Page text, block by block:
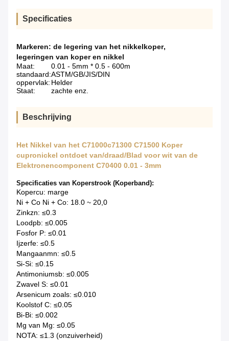
Specificaties
Markeren: de legering van het nikkelkoper,
legeringen van koper en nikkel
Maat:
0.01 - 5mm * 0.5 - 600m
standaard:ASTM/GB/JIS/DIN
oppervlak: Helder
Staat:
zachte enz.
Beschrijving
Het Nikkel van het C71000c71300 C71500 Koper
cupronickel ontdoet van/draad/Blad voor wit van de
Elektronencomponent C70400 0.01 - 3mm
Specificaties van Koperstrook (Koperband):
Kopercu: marge
Ni + Co Ni + Co: 18.0 ~ 20,0
Zinkzn: ≤0.3
Loodpb: ≤0.005
Fosfor P: ≤0.01
Ijzerfe: ≤0.5
Mangaanmn: ≤0.5
Si-Si: ≤0.15
Antimoniumsb: ≤0.005
Zwavel S: ≤0.01
Arsenicum zoals: ≤0.010
Koolstof C: ≤0.05
Bi-Bi: ≤0.002
Mg van Mg: ≤0.05
NOTA: ≤1.3 (onzuiverheid)